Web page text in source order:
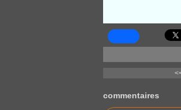
commentaires